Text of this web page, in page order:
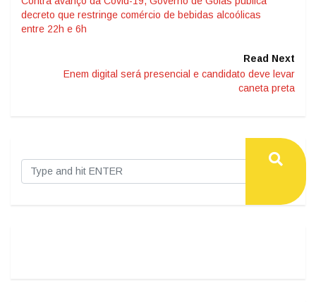
decreto que restringe comércio de bebidas alcoólicas
entre 22h e 6h
Read Next
Enem digital será presencial e candidato deve levar
caneta preta